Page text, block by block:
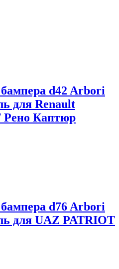
d42 Arbori
для Renault
Рено Каптюр
d76 Arbori
для UAZ PATRIOT